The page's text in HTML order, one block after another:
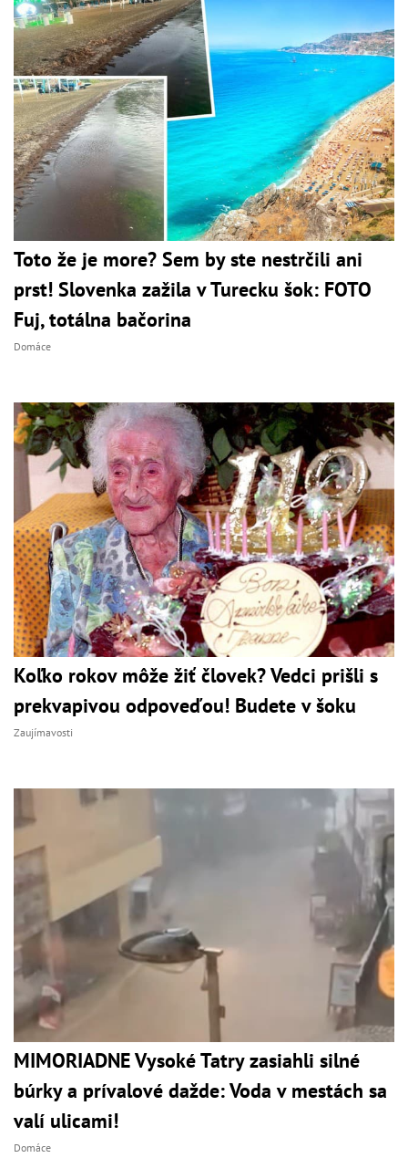
Toto že je more? Sem by ste nestrčili ani
prst! Slovenka zažila v Turecku šok: FOTO
Fuj, totálna bačorina
Domáce
Koľko rokov môže žiť človek? Vedci prišli s
prekvapivou odpoveďou! Budete v šoku
Zaujímavosti
MIMORIADNE Vysoké Tatry zasiahli silné
búrky a prívalové dažde: Voda v mestách sa
valí ulicami!
Domáce